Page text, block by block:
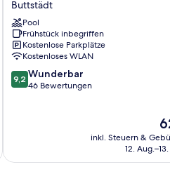
Gästehaus
Paffrath
Buttstädt
Buttstädt
Pool
Frühstück inbegriffen
Kostenlose Parkplätze
Kostenloses WLAN
9.2
von
9,2 Wunderbar
46 Bewertungen
inkl. Steuern &
12.